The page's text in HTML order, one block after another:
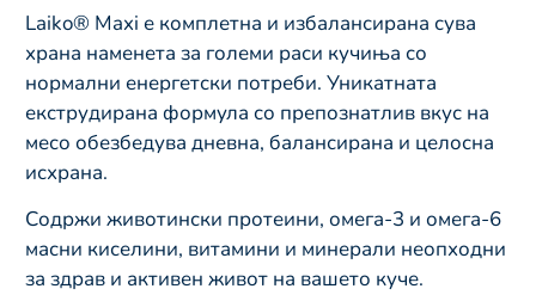
Laiko® Maxi е комплетна и избалансирана сува
храна наменета за големи раси кучиња со
нормални енергетски потреби. Уникатната
екструдирана формула со препознатлив вкус на
месо обезбедува дневна, балансирана и целосна
исхрана.
Содржи животински протеини, омега-3 и омега-6
масни киселини, витамини и минерали неопходни
за здрав и активен живот на вашето куче.